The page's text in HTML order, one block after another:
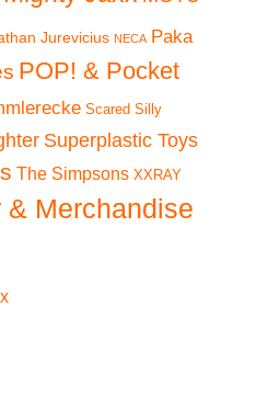
Jurevicius NECA Paka
POP! & Pocket
Scared Silly
Superplastic Toys
The Simpsons XXRAY
& Merchandise